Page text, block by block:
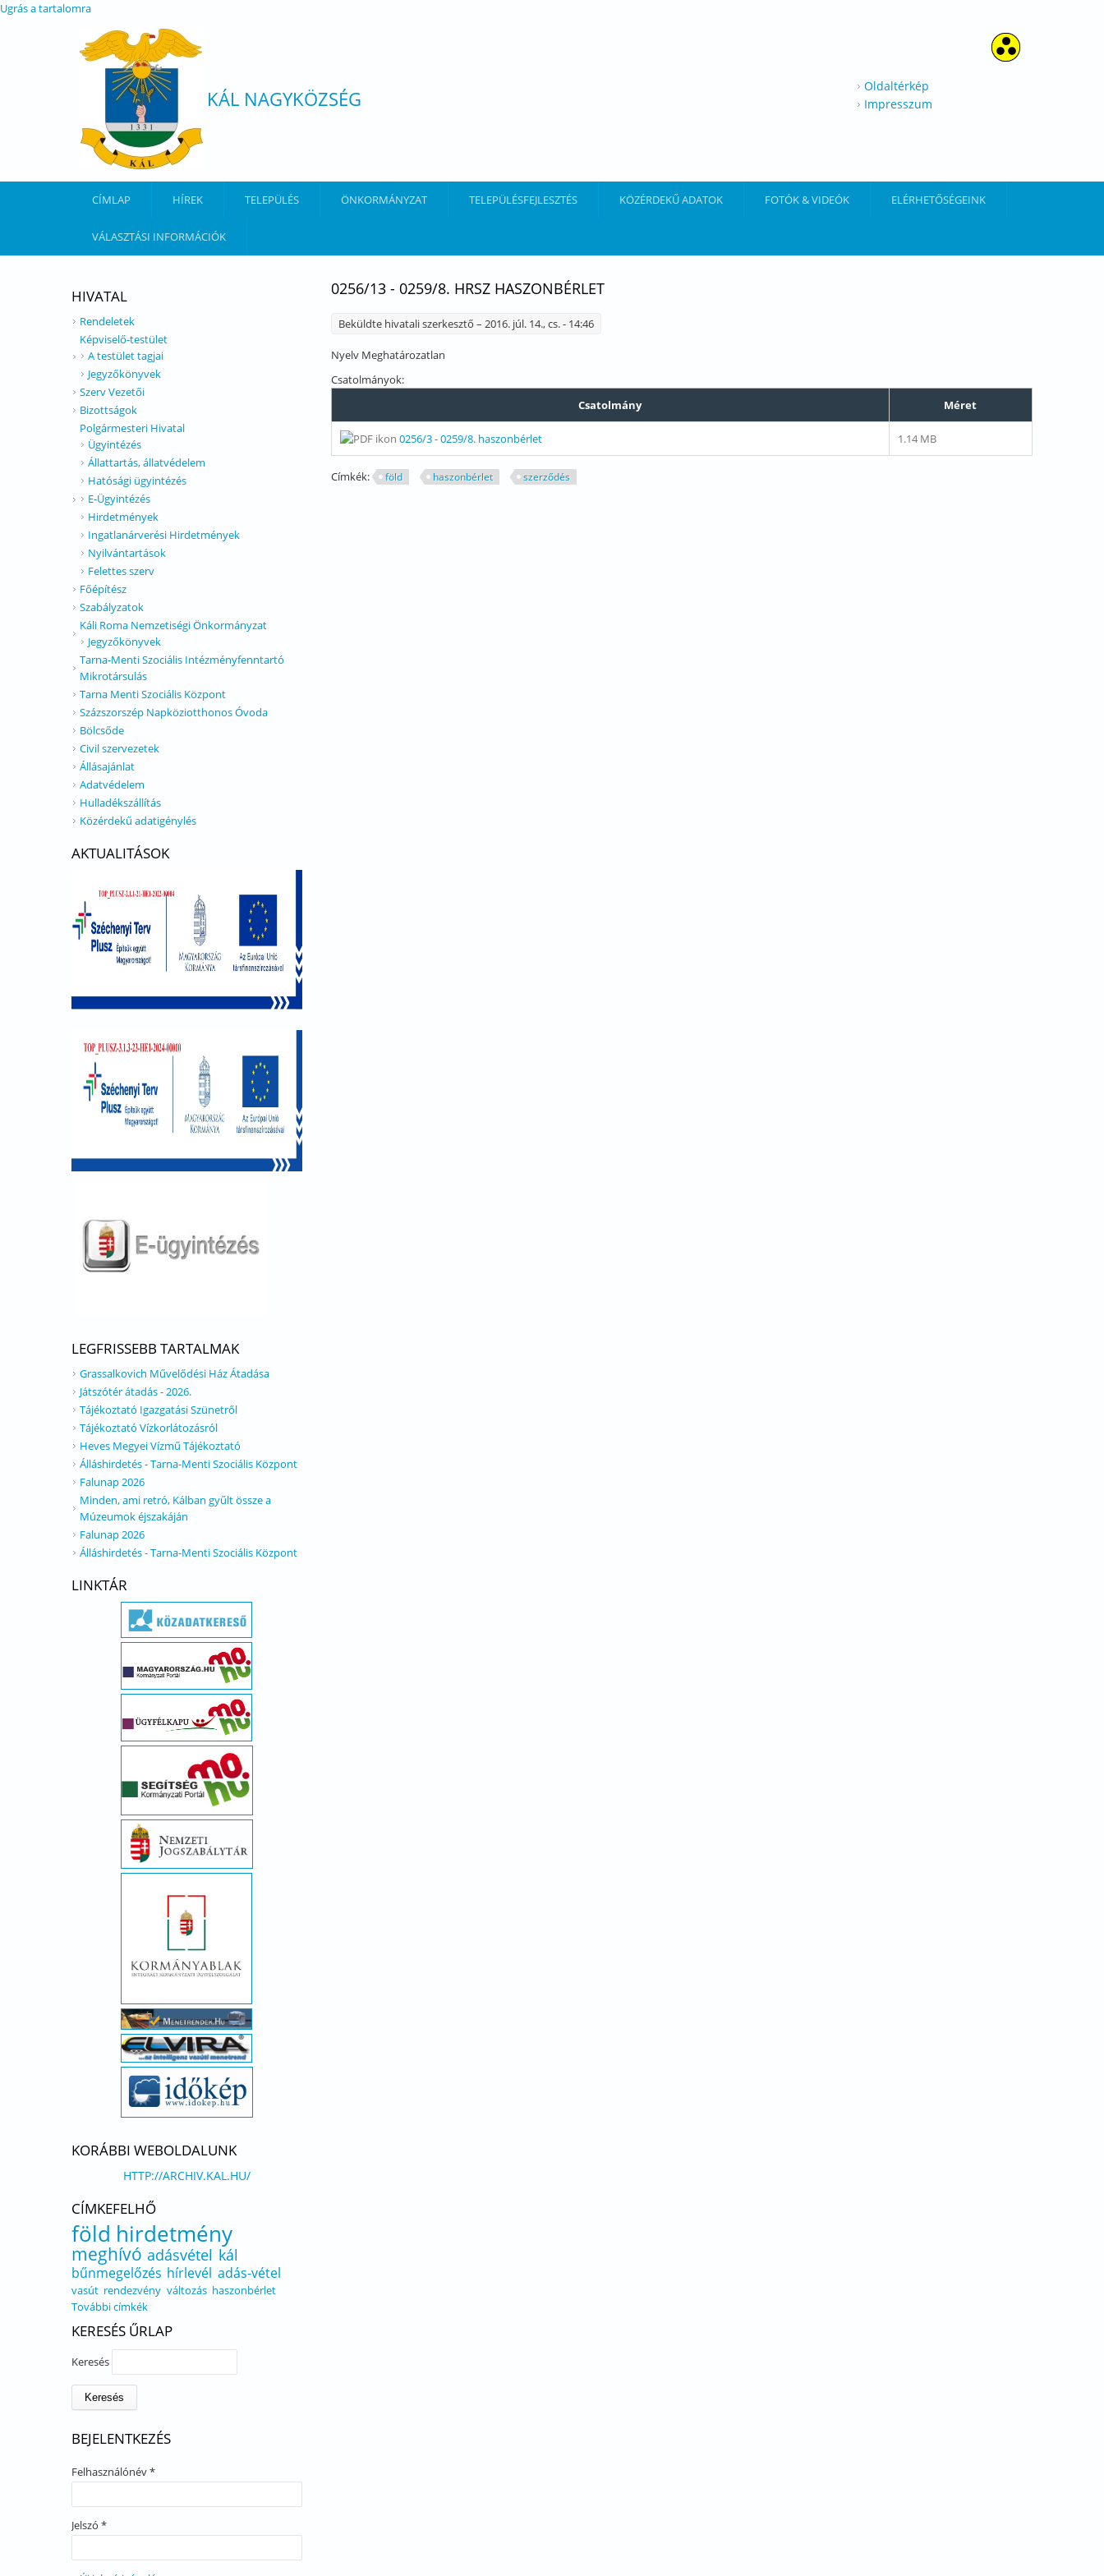
Ugrás a tartalomra
KÁL NAGYKÖZSÉG
Oldaltérkép
Impresszum
CÍMLAP HÍREK TELEPÜLÉS ÖNKORMÁNYZAT TELEPÜLÉSFEJLESZTÉS KÖZÉRDEKŰ ADATOK FOTÓK & VIDEÓK ELÉRHETŐSÉGEINK
VÁLASZTÁSI INFORMÁCIÓK
0256/13 - 0259/8. HRSZ HASZONBÉRLET
Beküldte hivatali szerkesztő – 2016. júl. 14., cs. - 14:46
Nyelv Meghatározatlan
Csatolmányok:
Csatolmány
Méret
0256/3 - 0259/8. haszonbérlet 1.14 MB
Címkék: föld haszonbérlet szerződés
HIVATAL
Rendeletek
Képviselő-testület
A testület tagjai
Jegyzőkönyvek
Szerv Vezetői
Bizottságok
Polgármesteri Hivatal
Ügyintézés
Állattartás, állatvédelem
Hatósági ügyintézés
E-Ügyintézés
Hirdetmények
Ingatlanárverési Hirdetmények
Nyilvántartások
Felettes szerv
Főépítész
Szabályzatok
Káli Roma Nemzetiségi Önkormányzat
Jegyzőkönyvek
Tarna-Menti Szociális Intézményfenntartó
Mikrotársulás
Tarna Menti Szociális Központ
Százszorszép Napköziotthonos Óvoda
Bölcsőde
Civil szervezetek
Állásajánlat
Adatvédelem
Hulladékszállítás
Közérdekű adatigénylés
AKTUALITÁSOK
LEGFRISSEBB TARTALMAK
Grassalkovich Művelődési Ház Átadása
Játszótér átadás - 2026.
Tájékoztató Igazgatási Szünetről
Tájékoztató Vízkorlátozásról
Heves Megyei Vízmű Tájékoztató
Álláshirdetés - Tarna-Menti Szociális Központ
Falunap 2026
Minden, ami retró, Kálban gyűlt össze a
Múzeumok éjszakáján
Falunap 2026
Álláshirdetés - Tarna-Menti Szociális Központ
LINKTÁR
KORÁBBI WEBOLDALUNK
HTTP://ARCHIV.KAL.HU/
CÍMKEFELHŐ
föld hirdetmény
meghívó adásvétel kál
bűnmegelőzés hírlevél adás-vétel
vasút rendezvény változás haszonbérlet
További címkék
KERESÉS ŰRLAP
Keresés
BEJELENTKEZÉS
Felhasználónév*
Jelszó *